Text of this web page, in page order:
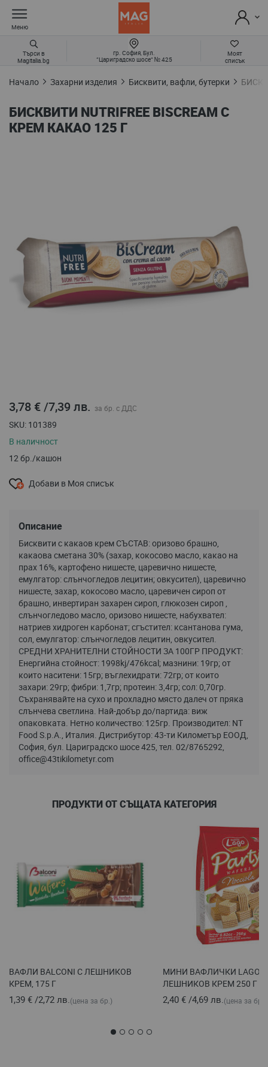
Меню
Търси в
Magitalia.bg
Моят
списък
гр. София, Бул.
“Цариградско шосе“ № 425
Начало Захарни изделия Бисквити, вафли, бутерки
БИСКВИТИ NUTRIFREE BISCREAM С
КРЕМ КАКАО 125 Г
към
началото
на
галерия
със
3,78 €/7,39 лв.
SKU 101389
В наличност
12 бр./кашон
Добави в Моя списък
Описание
Бисквити с какаов крем СЪСТАВ: оризово брашно,
какаова сметана 30% (захар, кокосово масло, какао на
прах 16%, картофено нишесте, царевично нишесте,
емулгатор: слънчогледов лецитин; овкусител), царевично
нишесте, захар, кокосово масло, царевичен сироп от
брашно, инвертиран захарен сироп, глюкозен сироп ,
слънчогледово масло, оризово нишесте, набухвател:
натриев хидроген карбонат; сгъстител: ксантанова гума,
сол, емулгатор: слънчогледов лецитин, овкусител.
СРЕДНИ ХРАНИТЕЛНИ СТОЙНОСТИ ЗА 100ГР ПРОДУКТ:
Енергийна стойност: 1998kj/476kcal; мазнини: 19гр; от
които наситени: 15гр; въглехидрати: 72гр; от които
захари: 29гр; фибри: 1,7гр; протеин: 3,4гр; сол: 0,70гр.
Съхранявайте на сухо и прохладно място далеч от пряка
слънчева светлина. Най-добър до/партида: виж
опаковката. Нетно количество: 125гр. Производител: NT
Food S.p.A., Италия. Дистрибутор: 43-ти Километър ЕООД,
София, бул. Цариградско шосе 425, тел. 02/8765292,
office@43tikilometyr.com
ПРОДУКТИ ОТ СЪЩАТА КАТЕГОРИЯ
ВАФЛИ BALCONI С ЛЕШНИКОВ
КРЕМ, 175 Г
1,39 € /2,72 лв. (цена за бр.)
МИНИ ВАФЛИЧКИ LAGO
ЛЕШНИКОВ КРЕМ 250 Г
2,40 €/4,69 лв. (цена за бр.)